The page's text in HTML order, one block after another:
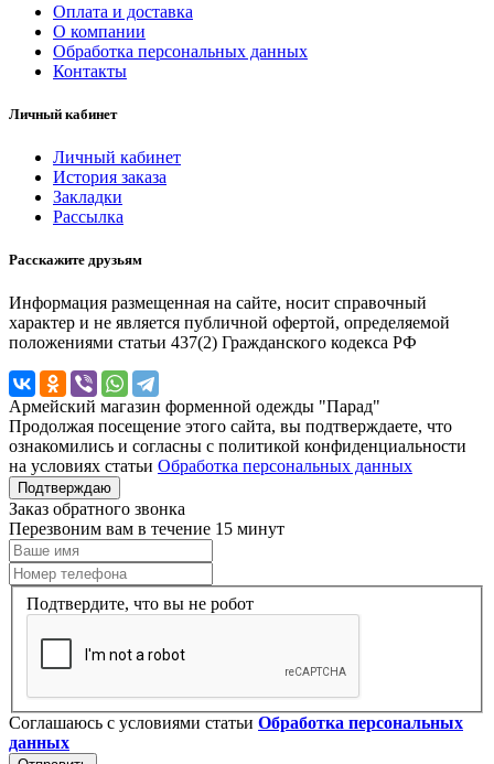
Оплата и доставка
О компании
Обработка персональных данных
Контакты
Личный кабинет
Личный кабинет
История заказа
Закладки
Рассылка
Расскажите друзьям
Информация размещенная на сайте, носит справочный
характер и не является публичной офертой, определяемой
положениями статьи 437(2) Гражданского кодекса РФ
Армейский магазин форменной одежды "Парад"
Продолжая посещение этого сайта, вы подтверждаете, что
ознакомились и согласны с политикой конфиденциальности
на условиях статьи Обработка персональных данных
Подтверждаю
Заказ обратного звонка
Перезвоним вам в течение 15 минут
Подтвердите, что вы не робот
Соглашаюсь с условиями статьи Обработка персональных
данных